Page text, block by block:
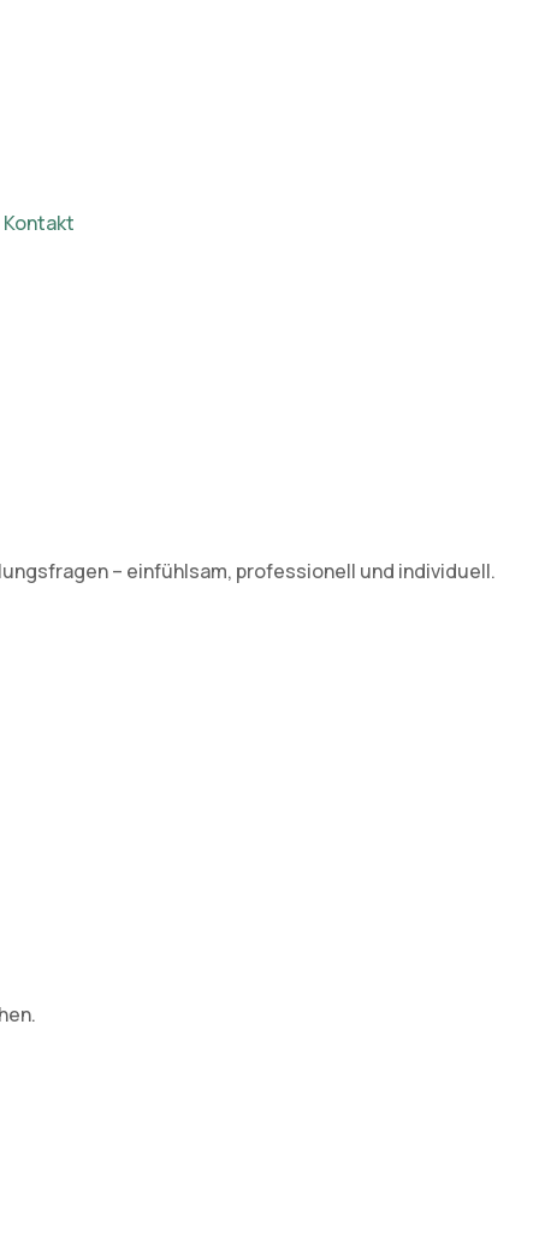
Kontakt
– einfühlsam, professionell und individuell.